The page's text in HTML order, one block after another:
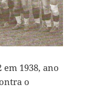
1938, ano
o